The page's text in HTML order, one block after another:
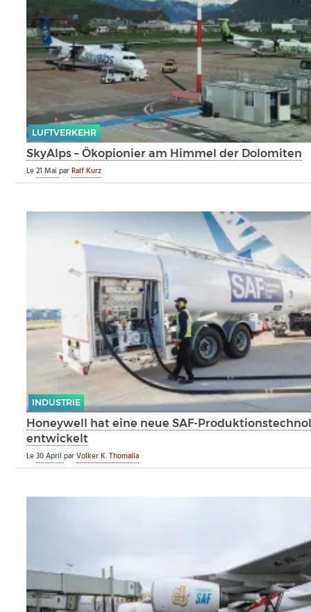
LUFTVERKEHR
SkyAlps – Ökopionier am Himmel der Dolomiten
Le21 MaiparRalf Kurz
INDUSTRIE
Honeywell hat eine neue SAF-
entwickelt
Le30 AprilparVolker K. Thomalla